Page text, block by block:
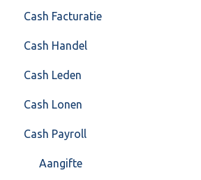
API 4.0 (REST API)
Cash Facturatie
Factureren
Instellingen
Algemeen
Formulierlayout
Cash Handel
Inkoop
Verkoop
Voorraad
Overig
Cash Leden
Cash Lonen
Algemeen
Inrichting
Cash Payroll
Aangifte